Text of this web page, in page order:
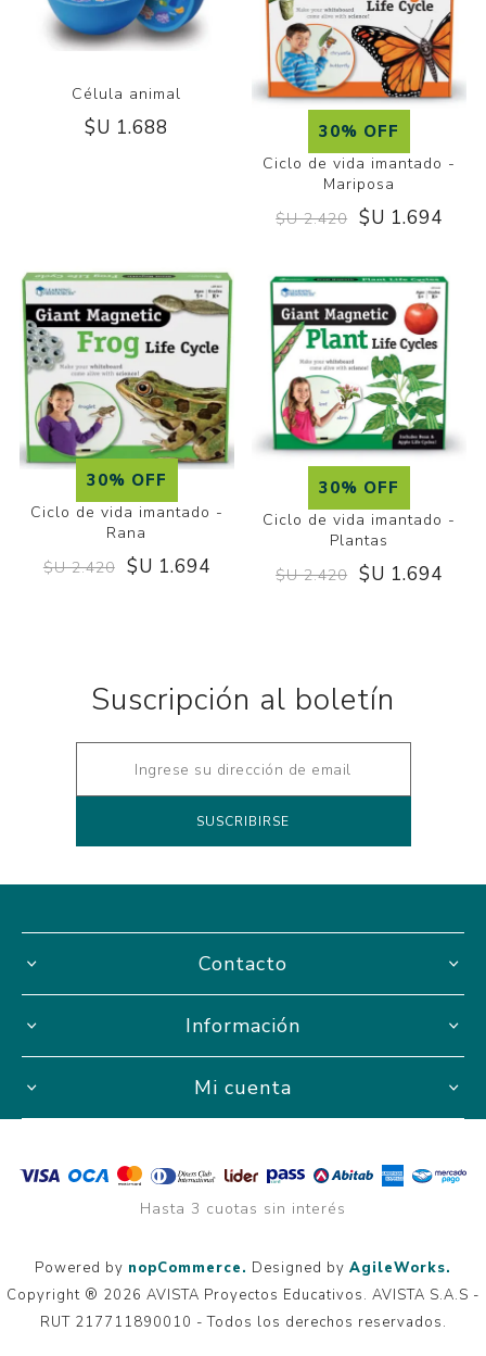
Célula animal
$U 1.688 30% OFF
Ciclo de vida imantado -
Mariposa
$U 2.420 $U 1.694
30% OFF
Ciclo de vida imantado -
Rana
$U 2.420 $U 1.694
30% OFF
Ciclo de vida imantado -
Plantas
$U 2.420 $U 1.694
Suscripción al boletín
Contacto
Información
Mi cuenta
Hasta 3 cuotas sin interés
Powered by nopCommerce. Designed by AgileWorks.
Copyright ® 2026 AVISTA Proyectos Educativos. AVISTA S.A.S -
RUT 217711890010 - Todos los derechos reservados.